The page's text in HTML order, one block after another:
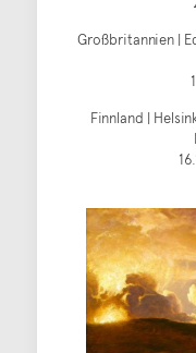
Großbritannien |
Finnland |